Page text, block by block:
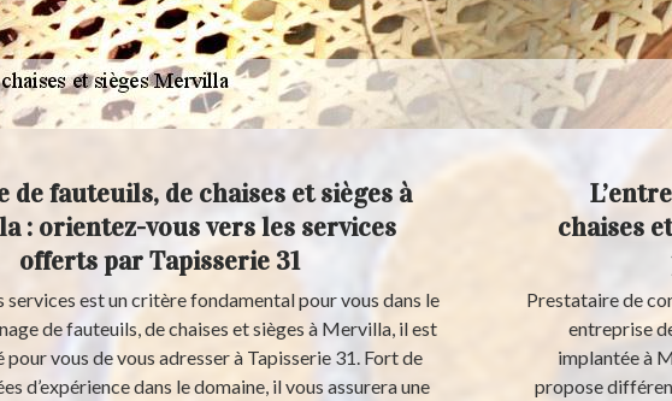
de fauteuils, de chaises et sièges à
: orientez-vous vers les services
offerts par Tapisserie 31
services est un critère fondamental pour vous dans le
de fauteuils, de chaises et sièges à Mervilla, il est
pour vous de vous adresser à Tapisserie 31. Fort de
d’expérience dans le domaine, il vous assurera une
chaises
Prestataire de
entreprise
implantée à
propose